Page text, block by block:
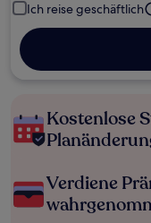
Ich reise geschäftlich
Kostenlose
Verdiene